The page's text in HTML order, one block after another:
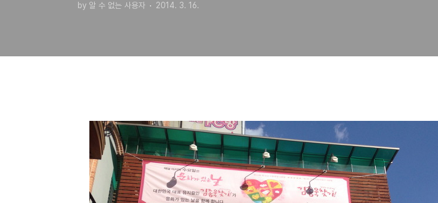
by 알 수 없는 사용자 2014. 3. 16.